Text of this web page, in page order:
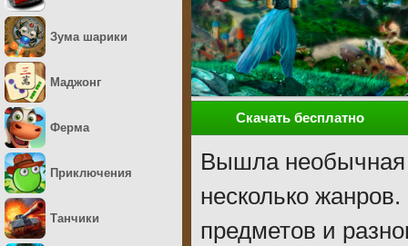
Скачать бесплатно
Вышла необычная
несколько
предметов и
Зума шарики
Маджонг
Ферма
Приключения
Танчики